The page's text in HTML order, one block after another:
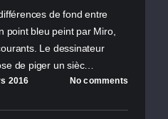
de fond entre
point bleu peint par Miro,
Le dessinateur
de piger un sièc…
2016 No comments